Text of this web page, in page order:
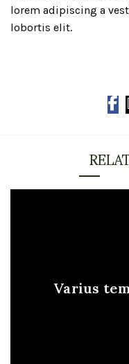
lorem adipiscing a
lobortis elit.
Varius